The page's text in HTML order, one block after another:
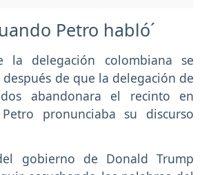
Petro habló´
la delegación colombiana se
de que la delegación de
abandonara el recinto en
pronunciaba su discurso
gobierno de Donald Trump